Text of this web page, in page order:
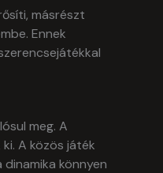
másrészt
Ennek
meg. A
A közös játék
könnyen